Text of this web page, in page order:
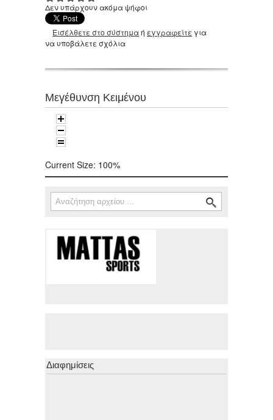
Δεν υπάρχουν ακόμα ψήφοι
Εισέλθετε στο σύστημαή εγγραφείτε για
να υποβάλετε σχόλια
Μεγέθυνση Κειμένου
Current Size: 100%
Φόρμα αναζήτησης
Αναζήτηση
Διαφημίσεις